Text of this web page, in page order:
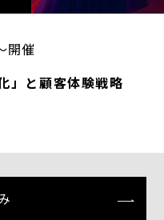
開催
」と顧客体験戦略